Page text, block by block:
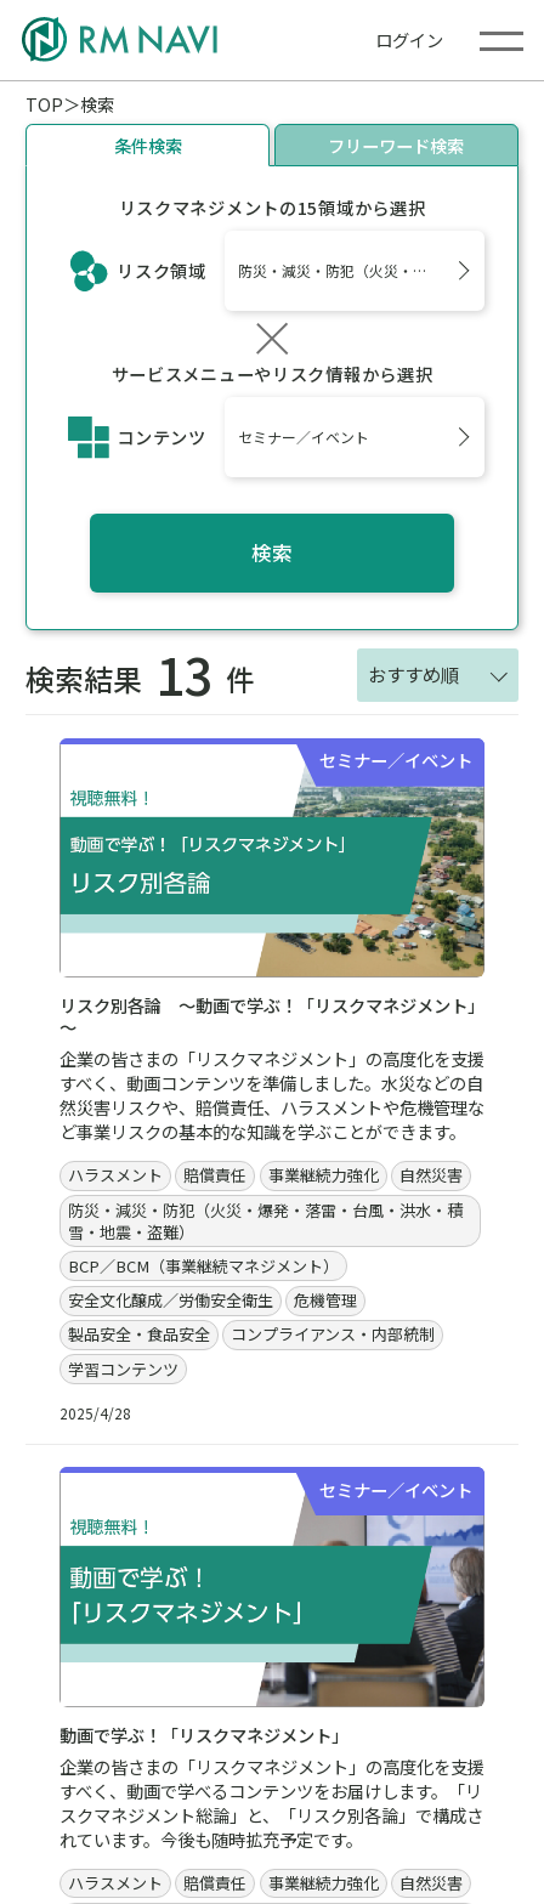
ログイン
TOP
検索
条件検索
フリーワード検索
リスクマネジメントの15領域から選択
リスク領域 防災・減災・防犯（火災・爆発・落雷・台風
サービスメニューやリスク情報から選択
コンテンツ セミナー／イベント
検索
検索結果 13 件 おすすめ順
セミナー／イベント
リスク別各論 ～動画で学ぶ！「リスクマネジメント」
～
企業の皆さまの「リスクマネジメント」の高度化を支援
すべく、動画コンテンツを準備しました。水災などの自
然災害リスクや、賠償責任、ハラスメントや危機管理な
ど事業リスクの基本的な知識を学ぶことができます。
ハラスメント 賠償責任 事業継続力強化
自然災害
防災・減災・防犯（火災・爆発・落雷・台風・洪水・積
雪・地震・盗難）
BCP／BCM（事業継続マネジメント）
安全文化醸成／労働安全衛生
危機管理
製品安全・食品安全
コンプライアンス・内部統制
学習コンテンツ
2025/4/28
セミナー／イベント
動画で学ぶ！「リスクマネジメント」
企業の皆さまの「リスクマネジメント」の高度化を支援
すべく、動画で学べるコンテンツをお届けします。「リ
スクマネジメント総論」と、「リスク別各論」で構成さ
れています。今後も随時拡充予定です。
ハラスメント 賠償責任 事業継続力強化
自然災害